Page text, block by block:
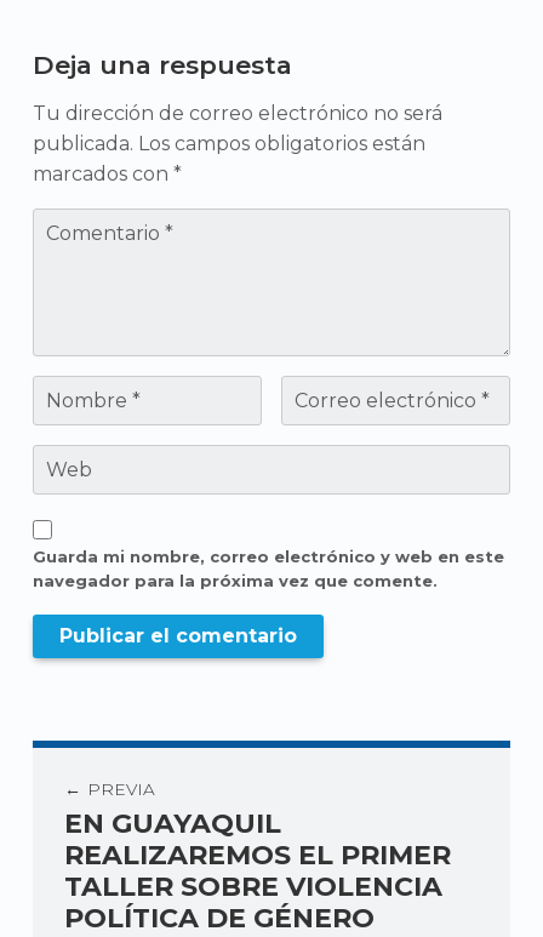
Deja una respuesta
Tu dirección de correo electrónico no ser
publicada. Los campos obligatorios están
marcados con *
Guarda mi nombre, correo electrónico y web en este
navegador para la próxima vez que comente.
PREVIA
EN GUAYAQUIL
REALIZAREMOS EL PRIMER
TALLER SOBRE VIOLENCIA
POLÍTICA DE GÉNERO